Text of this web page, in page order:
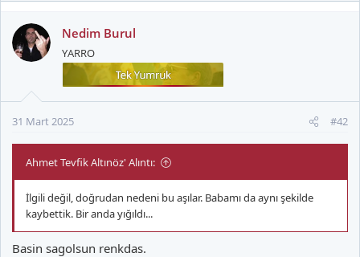
k
i
l
Nedim Burul
YARRO
31 Mart 2025 #42
Ahmet Tevfik Altınöz' Alıntı:
İlgili değil, doğrudan nedeni bu aşılar. Babamı da aynı şekilde
kaybettik. Bir anda yığıldı...
Basin sagolsun renkdas.